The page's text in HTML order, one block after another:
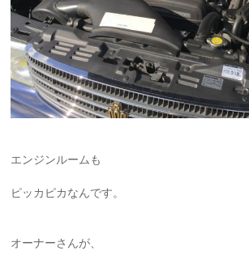
エンジンルームも
ピッカピカなんです。
オーナーさんが、